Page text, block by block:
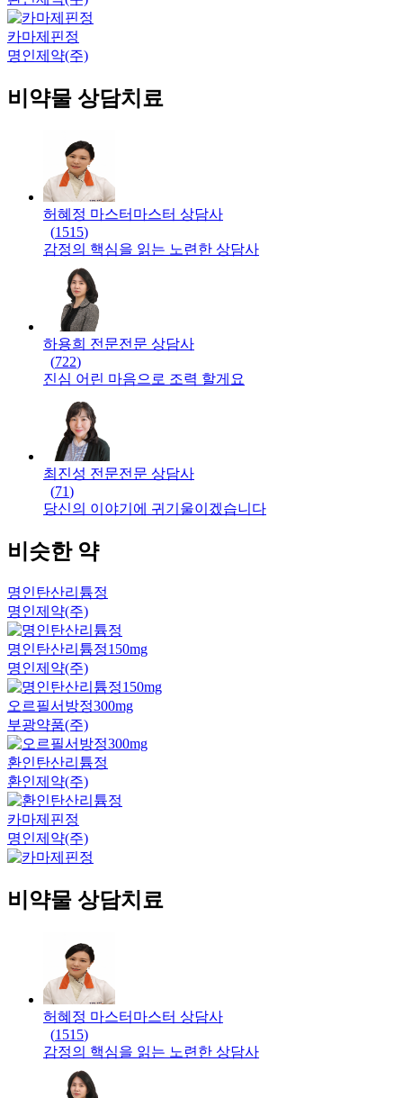
카마제핀정
명인제약(주)
비약물 상담치료
허혜정 마스터 마스터 상담사
(1515)
감정의 핵심을 읽는 노련한 상담사
하용희 전문전문 상담사
(722)
진심 어린 마음으로 조력 할게요
최진성 전문전문 상담사
(71)
당신의 이야기에 귀기울이겠습니다
비슷한 약
명인탄산리튬정
명인제약(주)
명인탄산리튬정150mg
명인제약(주)
오르필서방정300mg
부광약품(주)
환인탄산리튬정
환인제약(주)
카마제핀정
명인제약(주)
비약물 상담치료
허혜정 마스터 마스터 상담사
(1515)
감정의 핵심을 읽는 노련한 상담사